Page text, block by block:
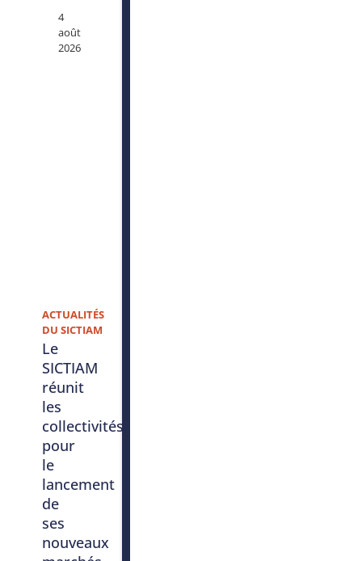
4
août
2026
ACTUALITÉS
DU SICTIAM
Le
SICTIAM
réunit
les
collectivités
pour
le
lancement
de
ses
nouveaux